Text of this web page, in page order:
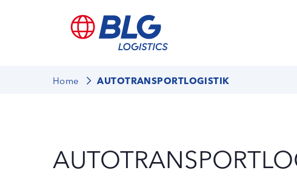
Home AUTOTRANSPORTLOGISTIK